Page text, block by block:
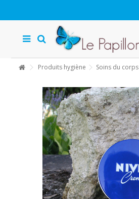
Produits hygiène Soins du corps